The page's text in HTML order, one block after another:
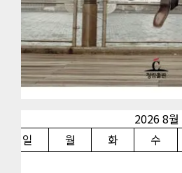
2026 8월
일
월 화 수